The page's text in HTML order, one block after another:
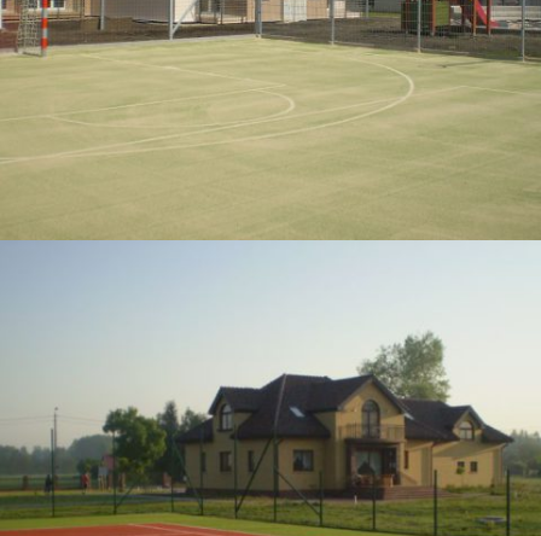
04 - SURFACES SPORTIVES
12-2012 / TERRAINS DE TENNIS PRIVÉS